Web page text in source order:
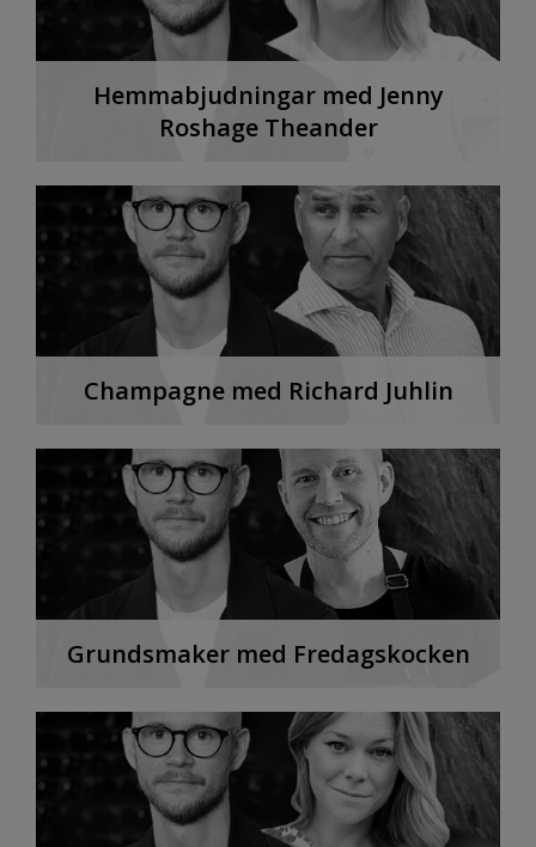
Hemmabjudningar med Jenny
Roshage Theander
Champagne med Richard Juhlin
Grundsmaker med Fredagskocken